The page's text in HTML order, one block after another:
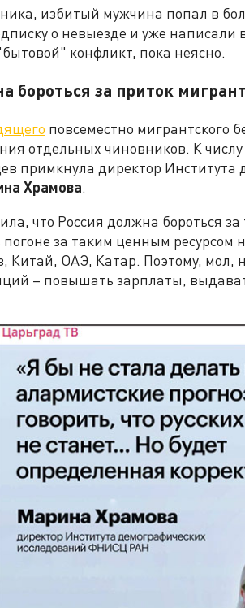
избитый мужчина попал в
о невыезде и уже написали
конфликт, пока неясно.
бороться за приток
повсеместно мигрантского
отдельных чиновников. К
примкнула директор Института
Храмова.
что Россия должна бороться
за таким ценным ресурсом
Китай, ОАЭ, Катар. Поэтому, мол,
– повышать зарплаты,